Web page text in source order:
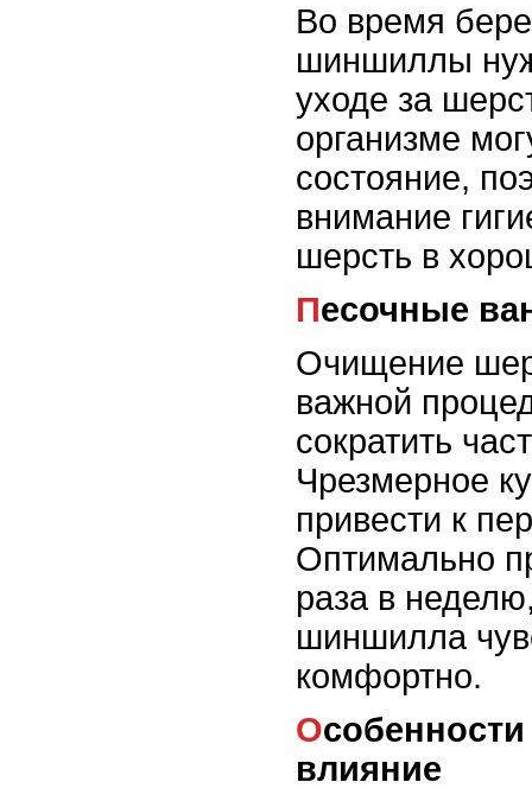
Во время
шиншиллы
уходе за
организме
состояние,
внимание
шерсть в
Песочные
Очищение
важной
сократить
Чрезмерное
привести к
Оптимально
раза в
шиншилла
комфортно.
Особенности питания и его
влияние